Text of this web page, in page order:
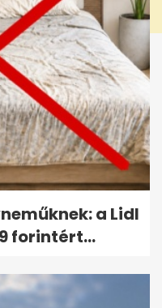
a Lidl
forintért...